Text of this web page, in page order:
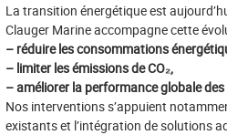
La transition énergétique est
Clauger Marine accompagne cette
– réduire les consommations
– limiter les émissions de CO₂,
– améliorer la performance globale
Nos interventions s’appuient
existants et l’intégration de solutions